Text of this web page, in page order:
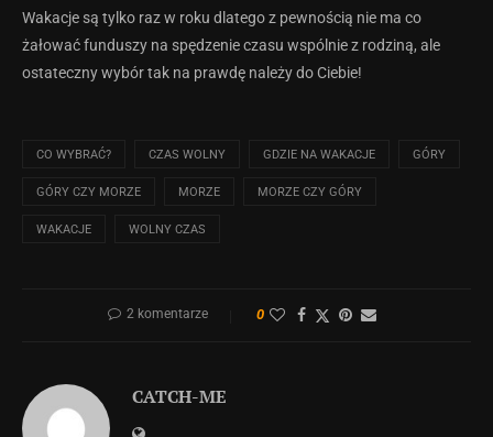
Wakacje są tylko raz w roku dlatego z pewnością nie ma co
żałować funduszy na spędzenie czasu wspólnie z rodziną, ale
ostateczny wybór tak na prawdę należy do Ciebie!
CO WYBRAĆ? CZAS WOLNY GDZIE NA WAKACJE GÓRY
GÓRY CZY MORZE MORZE MORZE CZY GÓRY
WAKACJE WOLNY CZAS
2 komentarze 0
CATCH-ME